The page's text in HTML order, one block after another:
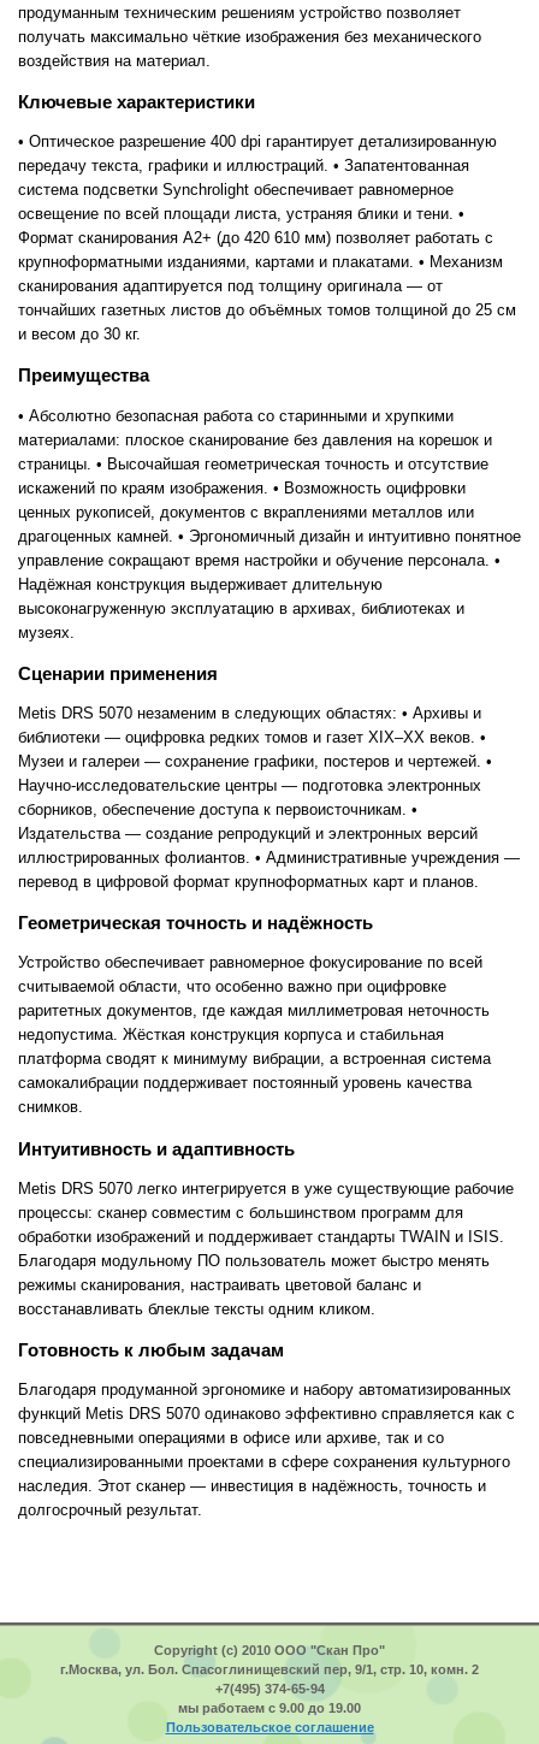
продуманным техническим решениям устройство позволяет
получать максимально чёткие изображения без механического
воздействия на материал.
Ключевые характеристики
• Оптическое разрешение 400 dpi гарантирует детализированную
передачу текста, графики и иллюстраций. • Запатентованная
система подсветки Synchrolight обеспечивает равномерное
освещение по всей площади листа, устраняя блики и тени. •
Формат сканирования A2+ (до 420 610 мм) позволяет работать с
крупноформатными изданиями, картами и плакатами. • Механизм
сканирования адаптируется под толщину оригинала — от
тончайших газетных листов до объёмных томов толщиной до 25 см
и весом до 30 кг.
Преимущества
• Абсолютно безопасная работа со старинными и хрупкими
материалами: плоское сканирование без давления на корешок и
страницы. • Высочайшая геометрическая точность и отсутствие
искажений по краям изображения. • Возможность оцифровки
ценных рукописей, документов c вкраплениями металлов или
драгоценных камней. • Эргономичный дизайн и интуитивно понятное
управление сокращают время настройки и обучение персонала. •
Надёжная конструкция выдерживает длительную
высоконагруженную эксплуатацию в архивах, библиотеках и
музеях.
Сценарии применения
Metis DRS 5070 незаменим в следующих областях: • Архивы и
библиотеки — оцифровка редких томов и газет XIX–XX веков. •
Музеи и галереи — сохранение графики, постеров и чертежей. •
Научно-исследовательские центры — подготовка электронных
сборников, обеспечение доступа к первоисточникам. •
Издательства — создание репродукций и электронных версий
иллюстрированных фолиантов. • Административные учреждения —
перевод в цифровой формат крупноформатных карт и планов.
Геометрическая точность и надёжность
Устройство обеспечивает равномерное фокусирование по всей
считываемой области, что особенно важно при оцифровке
раритетных документов, где каждая миллиметровая неточность
недопустима. Жёсткая конструкция корпуса и стабильная
платформа сводят к минимуму вибрации, а встроенная система
самокалибрации поддерживает постоянный уровень качества
снимков.
Интуитивность и адаптивность
Metis DRS 5070 легко интегрируется в уже существующие рабочие
процессы: сканер совместим с большинством программ для
обработки изображений и поддерживает стандарты TWAIN и ISIS.
Благодаря модульному ПО пользователь может быстро менять
режимы сканирования, настраивать цветовой баланс и
восстанавливать блеклые тексты одним кликом.
Готовность к любым задачам
Благодаря продуманной эргономике и набору автоматизированных
функций Metis DRS 5070 одинаково эффективно справляется как с
повседневными операциями в офисе или архиве, так и со
специализированными проектами в сфере сохранения культурного
наследия. Этот сканер — инвестиция в надёжность, точность и
долгосрочный результат.
Copyright (c) 2010 ООО "Скан Про"
г.Москва, ул. Бол. Спасоглинищевский пер, 9/1, стр. 10, комн. 2
+7(495) 374-65-94
мы работаем с 9.00 до 19.00
Пользовательское соглашение